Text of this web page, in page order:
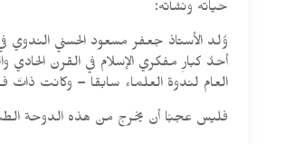
حياته ونشأته:
أحدُ كبارِ مفكري الإسلام في القرن الحادي
العام لندوة العلماء سابقا – وكانت
فليس عجبًا أن يخرج من هذه الدوحة